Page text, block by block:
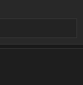
@MieV|Geislingen
2 位用户将于